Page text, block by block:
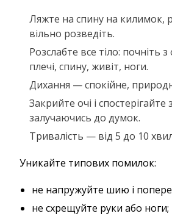
Ляжте на спину на килимок,
вільно розведіть.
Розслабте все тіло: почніть
плечі, спину, живіт, ноги.
Дихання — спокійне,
Закрийте очі і спостерігайте
залучаючись до думок.
Тривалість — від 5 до 10
Уникайте типових помилок:
не напружуйте шию і
не схрещуйте руки або ноги;